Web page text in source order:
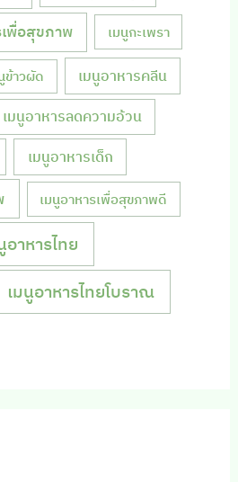
เพื่อสุขภาพ เมนูกะเพรา
ข้าวผัด เมนูอาหารคลีน
เมนูอาหารลดความอ้วน
เมนูอาหารเด็ก
เมนูอาหารเพื่อสุขภาพดี
อาหารไทย
เมนูอาหารไทยโบราณ